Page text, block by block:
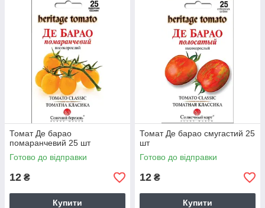
Томат Де барао
помаранчевий 25 шт
Готово до відправки
12 ₴
Купити
Томат Де барао смугастий 25
шт
Готово до відправки
12 ₴
Купити